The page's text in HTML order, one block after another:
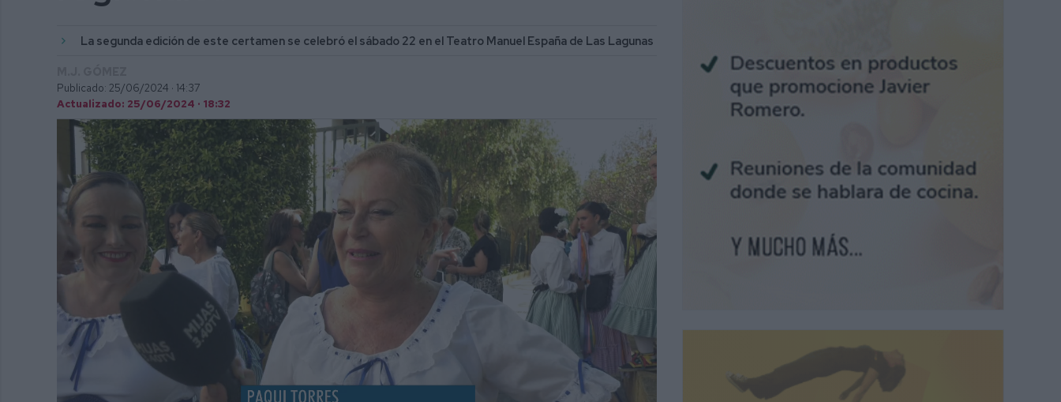
La segunda edición de este certamen se celebró el sábado 22 en el Teatro Manuel España de Las Lagunas
Publicado: 25/06/2024 · 14:37
Actualizado: 25/06/2024 · 18:32